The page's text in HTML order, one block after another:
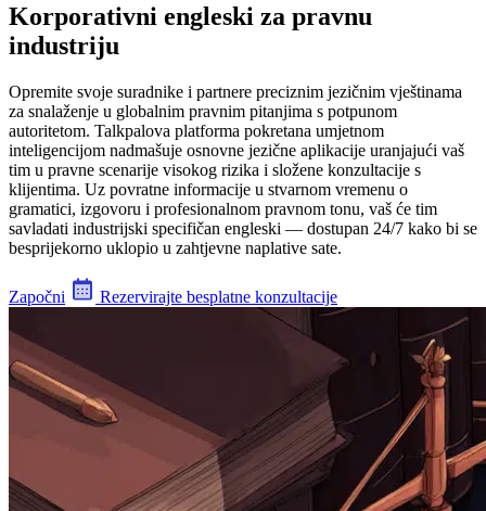
Korporativni engleski za pravnu
industriju
Opremite svoje suradnike i partnere preciznim jezičnim vještinama
za snalaženje u globalnim pravnim pitanjima s potpunom
autoritetom. Talkpalova platforma pokretana umjetnom
inteligencijom nadmašuje osnovne jezične aplikacije uranjajući vaš
tim u pravne scenarije visokog rizika i složene konzultacije s
klijentima. Uz povratne informacije u stvarnom vremenu o
gramatici, izgovoru i profesionalnom pravnom tonu, vaš će tim
savladati industrijski specifičan engleski — dostupan 24/7 kako bi se
besprijekorno uklopio u zahtjevne naplative sate.
Započni Rezervirajte besplatne konzultacije